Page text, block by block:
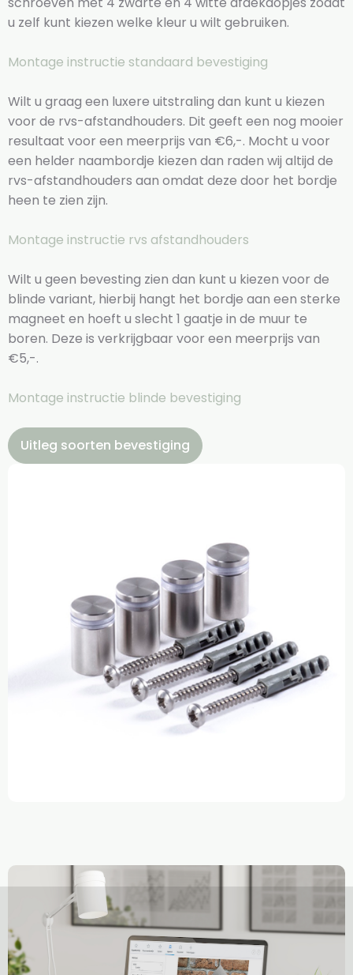
u zelf kunt kiezen welke kleur u wilt gebruiken.
Montage instructie standaard bevestiging
Wilt u graag een luxere uitstraling dan kunt u kiezen
voor de rvs-afstandhouders. Dit geeft een nog mooier
resultaat voor een meerprijs van €6,-. Mocht u voor
een helder naambordje kiezen dan raden wij altijd de
rvs-afstandhouders aan omdat deze door het bordje
heen te zien zijn.
Montage instructie rvs afstandhouders
Wilt u geen bevesting zien dan kunt u kiezen voor de
blinde variant, hierbij hangt het bordje aan een sterke
magneet en hoeft u slecht 1 gaatje in de muur te
boren. Deze is verkrijgbaar voor een meerprijs van
€5,-.
Montage instructie blinde bevestiging
Uitleg soorten bevestiging